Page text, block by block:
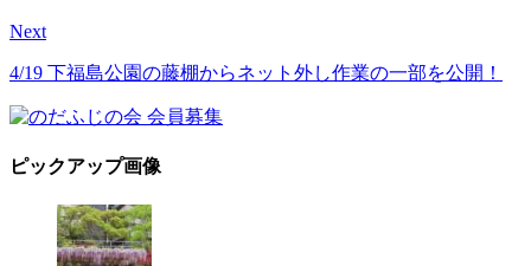
Next
4/19 下福島公園の藤棚からネット外し作業の一部を公開！
ピックアップ画像